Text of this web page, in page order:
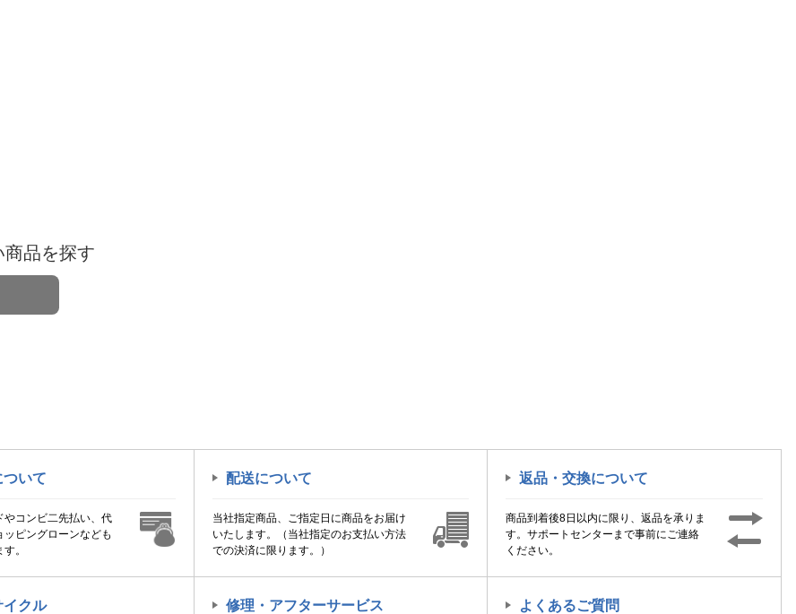
商品を探す
いて
やコンビ二先払い、代
ピングローンなども
。
配送について
当社指定商品、ご指定日に商品をお届け
いたします。（当社指定のお支払い方法
での決済に限ります。）
返品・交換について
商品到着後8日以内に限り、返品を承りま
す。サポートセンターまで事前にご連絡
ください。
イクル 修理・アフターサービス よくあるご質問